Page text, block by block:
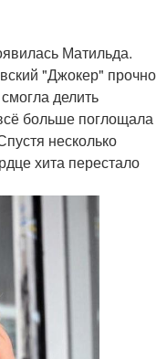
Матильда.
"Джокер" прочно
делить
больше поглощала
несколько
хита перестало